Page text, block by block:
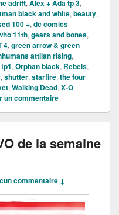
adrift,Alex + Ada tp 3,
black and white,beauty,
100 +,dc comics
11th,gears and bones,
4,green arrow & green
attilan rising,
,Orphan black, Rebels,
,shutter,starfire,the four
,Walking Dead,X-O
un commentaire
de la semaine
commentaire ↓